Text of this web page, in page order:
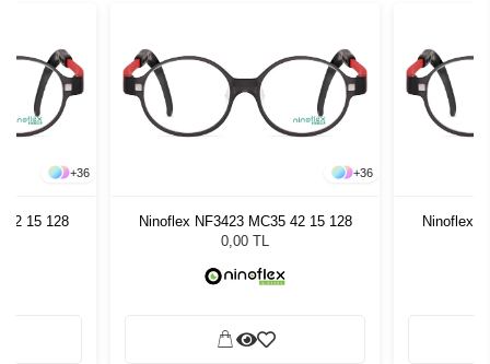
+36
42 15 128
+36
Ninoflex NF3423 MC35 42 15 128
0,00 TL
Ninoflex